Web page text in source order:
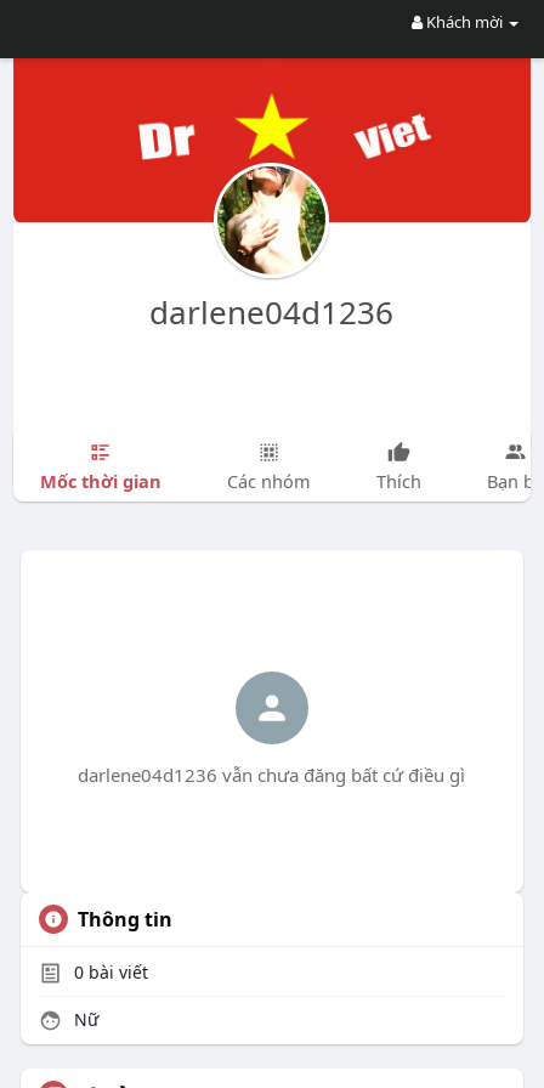
Khách mời
darlene04d1236
Mốc thời gian Các nhóm Thích Bạn bè
darlene04d1236 vẫn chưa đăng bất cứ điều gì
Thông tin
0bài viết
Nữ